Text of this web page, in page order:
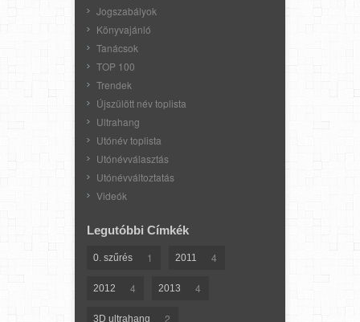
Jogszabályok
Könyvajánló
Tanácsok
TOP 100
Trendek
Újszülött név toplista
Ultrahang
Utónév toplista
Utónévválasztás
Utónévváltoztatás
Videók
Legutóbbi Címkék
0. szűrés 1 2011 4
2012 4 2013 4
3D ultrahang 2